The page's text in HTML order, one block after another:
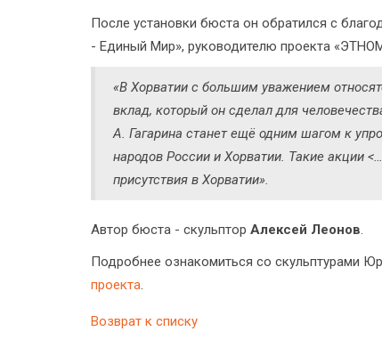
После установки бюста он обратился с
- Единый Мир», руководителю проекта
«В Хорватии с большим уважением
вклад, который он сделал для
А. Гагарина станет ещё одним шагом к
народов России и Хорватии. Такие акции
присутствия в Хорватии».
Автор бюста - скульптор Алексей Леонов.
Подробнее ознакомиться со скульптурами
проекта.
Возврат к списку